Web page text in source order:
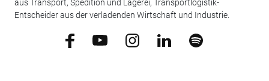
aus Transport, Spedition und Lagerei, Transportlogistik-
Entscheider aus der verladenden Wirtschaft und Industrie.